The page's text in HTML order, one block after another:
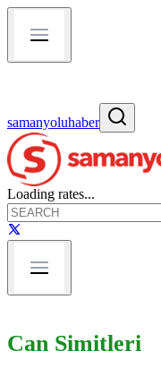
samanyoluhaber
Loading rates...
Can Simitleri